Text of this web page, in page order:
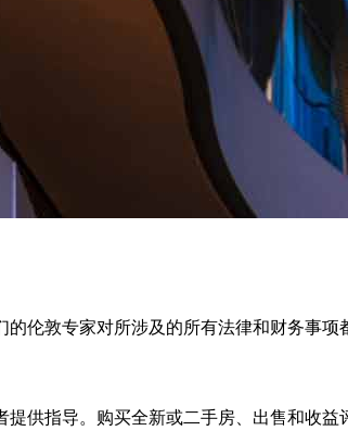
伦敦专家对所涉及的所有法律和财务事
供指导。购买全新或二手房、出售和收益